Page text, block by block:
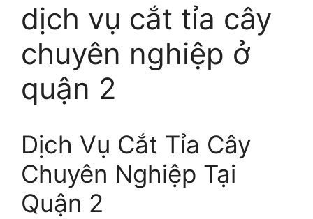
dịch vụ cắt tỉa cây
chuyên nghiệp ở
quận 2
Dịch Vụ Cắt Tỉa Cây
Chuyên Nghiệp Tại
Quận 2